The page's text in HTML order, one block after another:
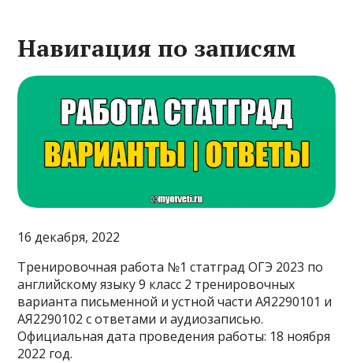
Навигация по записям
16 декабря, 2022
Тренировочная работа №1 статград ОГЭ 2023 по
английскому языку 9 класс 2 тренировочных
варианта письменной и устной части АЯ2290101 и
АЯ2290102 с ответами и аудиозаписью.
Официальная дата проведения работы: 18 ноября
2022 год.